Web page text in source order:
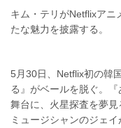
キム・テリがNetflixアニ
たな魅力を披露する。
5月30日、Netflix初の韓
る』がベールを脱ぐ。
舞台に、火星探査を夢
ミュージシャンのジェ